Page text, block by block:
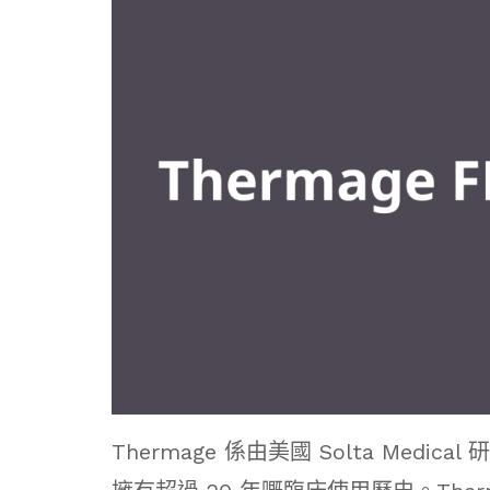
Thermage 係由美國 Solta Medical